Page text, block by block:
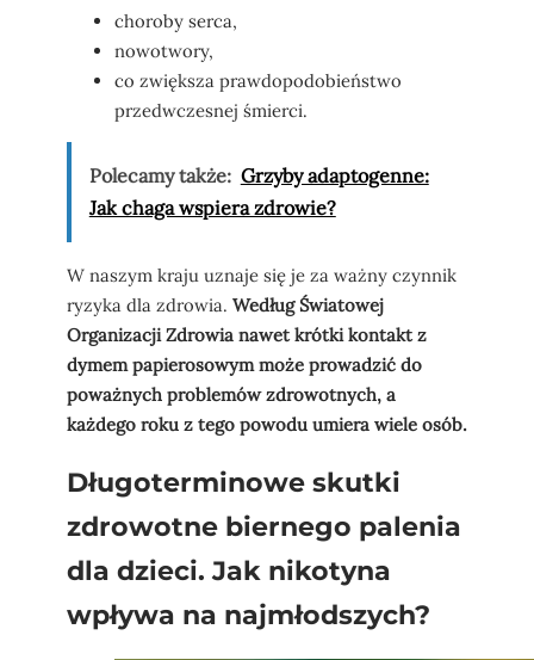
choroby serca,
nowotwory,
co zwiększa prawdopodobieństwo
przedwczesnej śmierci.
Polecamy także: Grzyby adaptogenne:
Jak chaga wspiera zdrowie?
W naszym kraju uznaje się je za ważny czynnik
ryzyka dla zdrowia. Według Światowej
Organizacji Zdrowia nawet krótki kontakt z
dymem papierosowym może prowadzić do
poważnych problemów zdrowotnych, a
każdego roku z tego powodu umiera wiele osób.
Długoterminowe skutki
zdrowotne biernego palenia
dla dzieci. Jak nikotyna
wpływa na najmłodszych?